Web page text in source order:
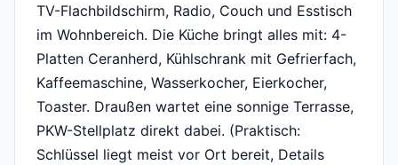
TV-Flachbildschirm, Radio, Couch und Esstisch
im Wohnbereich. Die Küche bringt alles mit: 4-
Platten Ceranherd, Kühlschrank mit Gefrierfach,
Kaffeemaschine, Wasserkocher, Eierkocher,
Toaster. Draußen wartet eine sonnige Terrasse,
PKW-Stellplatz direkt dabei. (Praktisch:
Schlüssel liegt meist vor Ort bereit, Details